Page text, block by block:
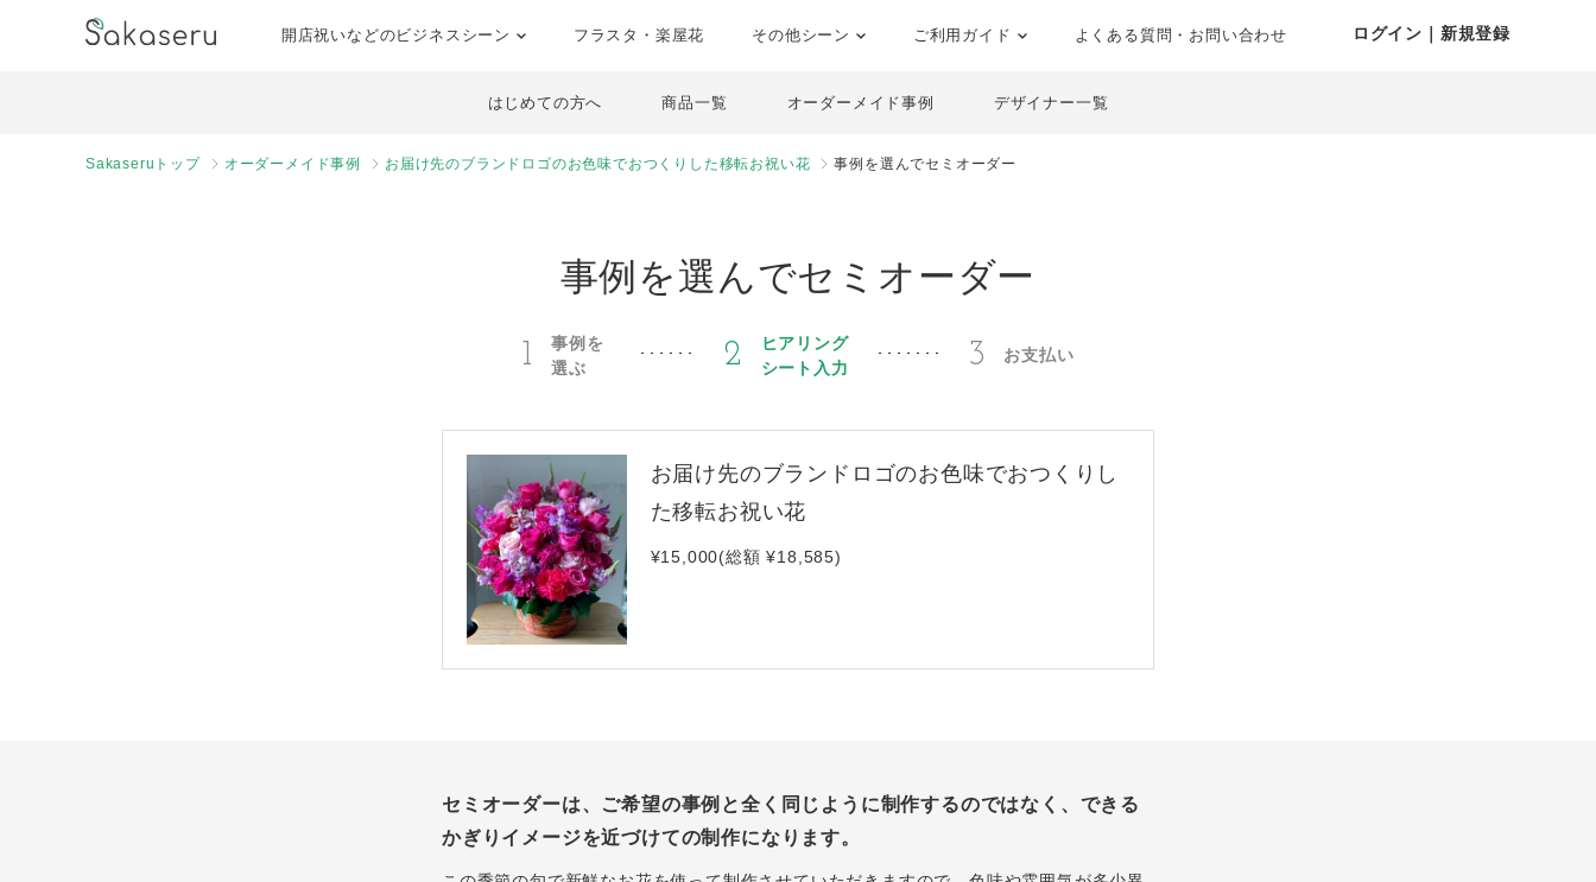
開店祝いなどのビジネスシーン フラスタ・楽屋花 その他シーン ご利用ガイド よくある質問・お問い合わせ ログイン｜新規登録
はじめての方へ 商品一覧 オーダーメイド事例 デザイナー一覧
Sakaseruトップ オーダーメイド事例 お届け先のブランドロゴのお色味でおつくりした移転お祝い花 事例を選んでセミオーダー
事例を選んでセミオーダー
1
事例を
選ぶ
2
ヒアリング
シート入力
3 お支払い
お届け先のブランドロゴのお色味でおつくりし
た移転お祝い花
¥15,000(総額 ¥18,585)
セミオーダーは、ご希望の事例と全く同じように制作するのではなく、できる
かぎりイメージを近づけての制作になります。